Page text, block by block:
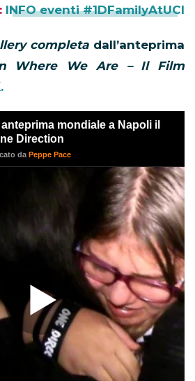
INFO eventi #1DFamilyAtUCI
completa dall’anteprima
Where We Are – Il Film